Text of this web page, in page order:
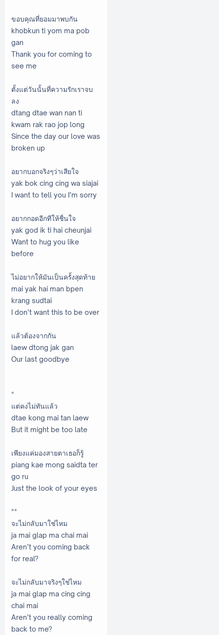
ขอบคุณที่ยอมมาพบกัน
khobkun ti yom ma pob
gan
Thank you for coming to
see me
ตั้งแต่วันนั้นที่ความรักเราจบ
ลง
dtang dtae wan nan ti
kwam rak rao jop long
Since the day our love was
broken up
อยากบอกจริงๆว่าเสียใจ
yak bok cing cing wa siajai
I want to tell you I’m sorry
อยากกอดอีกทีให้ชื่นใจ
yak god ik ti hai cheunjai
Want to hug you like
before
ไม่อยากให้มันเป็นครั้งสุดท้าย
mai yak hai man bpen
krang sudtai
I don’t want this to be over
แล้วต้องจากกัน
laew dtong jak gan
Our last goodbye
*
แต่คงไม่ทันแล้ว
dtae kong mai tan laew
But it might be too late
เพียงแค่มองสายตาเธอก็รู้
piang kae mong saidta ter
go ru
Just the look of your eyes
**
จะไม่กลับมาใช่ไหม
ja mai glap ma chai mai
Aren’t you coming back
for real?
จะไม่กลับมาจริงๆใช่ไหม
ja mai glap ma cing cing
chai mai
Aren’t you really coming
back to me?